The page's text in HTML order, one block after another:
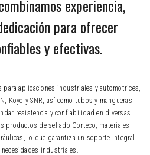
experiencia,
para ofrecer
y efectivas.
para aplicaciones industriales y automotrices,
Koyo y SNR, así como tubos y mangueras
resistencia y confiabilidad en diversas
productos de sellado Corteco, materiales
lo que garantiza un soporte integral
industriales.